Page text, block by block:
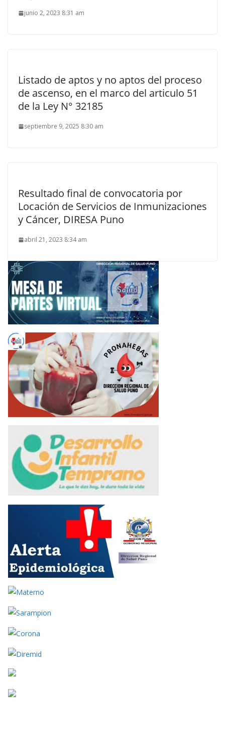
junio 2, 2023 8:31 am
Listado de aptos y no aptos del proceso
de ascenso, en el marco del articulo 51
de la Ley N° 32185
septiembre 9, 2025 8:30 am
Resultado final de convocatoria por
Locación de Servicios de Inmunizaciones
y Cáncer, DIRESA Puno
abril 21, 2023 8:34 am